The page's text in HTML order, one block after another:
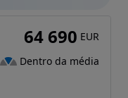
64 690 EUR
Dentro da média